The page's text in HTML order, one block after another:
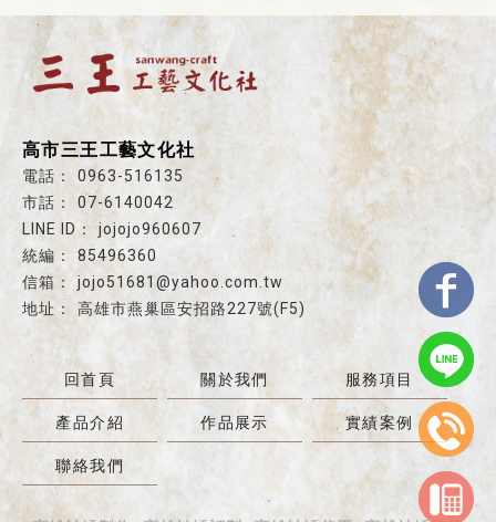
高市三王工藝文化社
0963-516135
07-6140042
jojojo960607
85496360
jojo51681@yahoo.com.tw
高雄市燕巢區安招路227號(F5)
回首頁 關於我們 服務項目
產品介紹 作品展示 實績案例
聯絡我們